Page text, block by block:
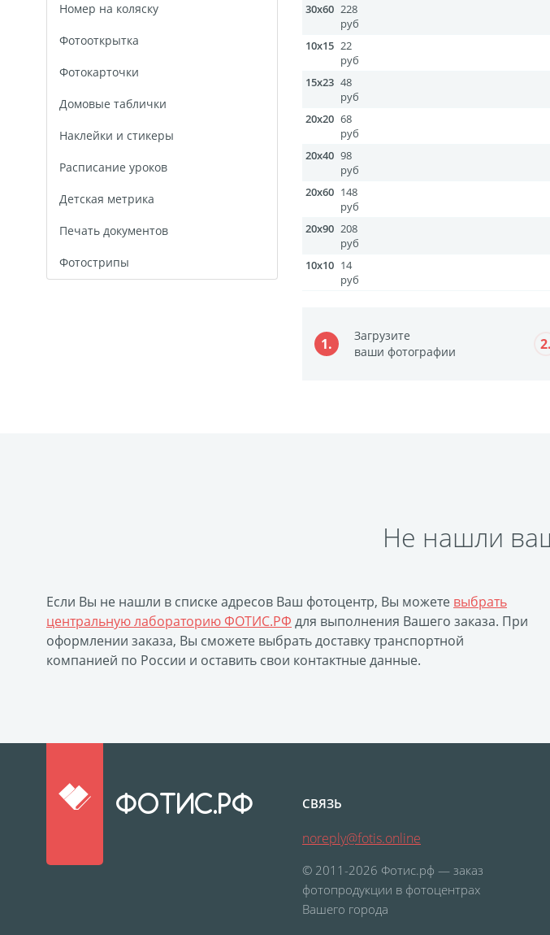
Номер на коляску
Фотооткрытка
Фотокарточки
Домовые таблички
Наклейки и стикеры
Расписание уроков
Детская метрика
Печать документов
Фотострипы
30x60 228
руб
10x15 22
руб
15x23 48
руб
20x20 68
руб
20x40 98
руб
20x60 148
руб
20x90 208
руб
10х10 14
руб
1.
Загрузите
ваши фотографии
2.
Не нашли
Если Вы не нашли в списке адресов Ваш фотоцентр, Вы можете выбрать
центральную лабораторию ФОТИС.РФ для выполнения Вашего заказа. При
оформлении заказа, Вы сможете выбрать доставку транспортной
компанией по России и оставить свои контактные данные.
ФОТИС.РФ СВЯЗЬ
noreply@fotis.online
© 2011-2026 Фотис.рф — заказ
фотопродукции в фотоцентрах
Вашего города